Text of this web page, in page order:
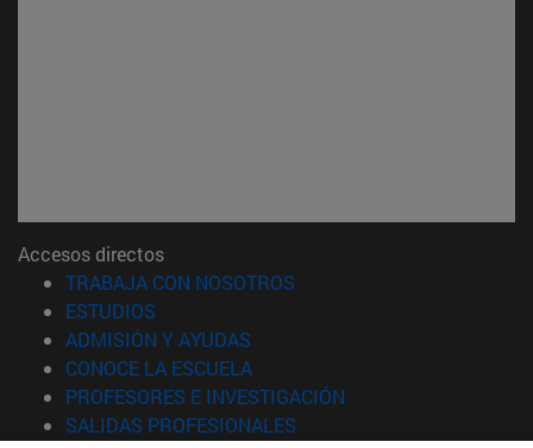
Accesos directos
TRABAJA CON NOSOTROS
ESTUDIOS
ADMISIÓN Y AYUDAS
CONOCE LA ESCUELA(abre en nueva ventana)
PROFESORES E INVESTIGACIÓN
SALIDAS PROFESIONALES